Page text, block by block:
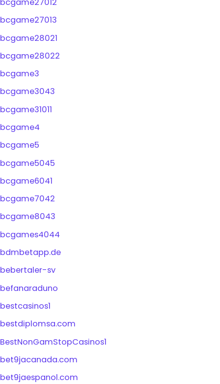
bcgame27013
bcgame28021
bcgame28022
bcgame3
bcgame3043
bcgame31011
bcgame4
bcgame5
bcgame5045
bcgame6041
bcgame7042
bcgame8043
bcgames4044
bdmbetapp.de
bebertaler-sv
befanaraduno
bestcasinos1
bestdiplomsa.com
BestNonGamStopCasinos1
bet9jacanada.com
bet9jaespanol.com